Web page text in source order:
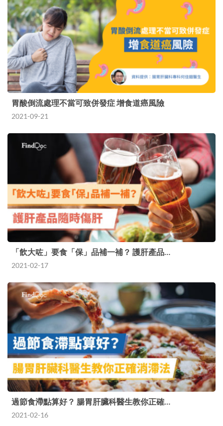
胃酸倒流處理不當可致併發症 增食道癌風險
2021-09-21
「飲大咗」要食「保」品補一補？ 護肝產品…
2021-02-17
過節食滯點算好？ 腸胃肝臟科醫生教你正確…
2021-02-16